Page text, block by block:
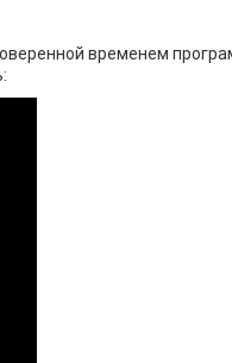
временем